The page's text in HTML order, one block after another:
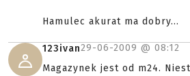
Hamulec akurat ma dobry...
123ivan29-06-2009 @ 08:12
Magazynek jest od m24.